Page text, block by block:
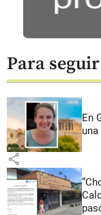
Para
En
share